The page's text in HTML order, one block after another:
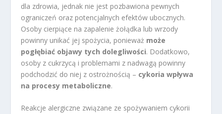
dla zdrowia, jednak nie jest pozbawiona pewnych
ograniczeń oraz potencjalnych efektów ubocznych.
Osoby cierpiące na zapalenie żołądka lub wrzody
powinny unikać jej spożycia, ponieważ może
pogłębiać objawy tych dolegliwości. Dodatkowo,
osoby z cukrzycą i problemami z nadwagą powinny
podchodzić do niej z ostrożnością – cykoria wpływa
na procesy metaboliczne.
Reakcje alergiczne związane ze spożywaniem cykorii